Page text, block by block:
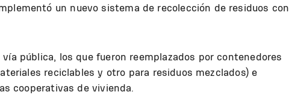
un nuevo sistema de recolección de residuos con
pública, los que fueron reemplazados por contenedores
reciclables y otro para residuos mezclados) e
cooperativas de vivienda.